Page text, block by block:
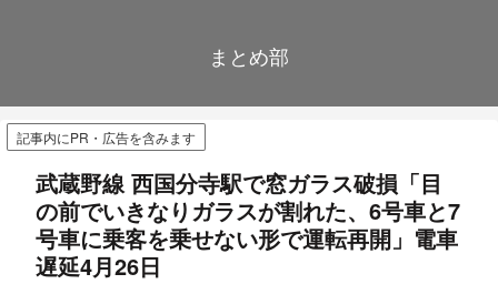
まとめ部
記事内にPR・広告を含みます
武蔵野線 西国分寺駅で窓ガラス破損「目
の前でいきなりガラスが割れた、6号車と7
号車に乗客を乗せない形で運転再開」電車
遅延4月26日